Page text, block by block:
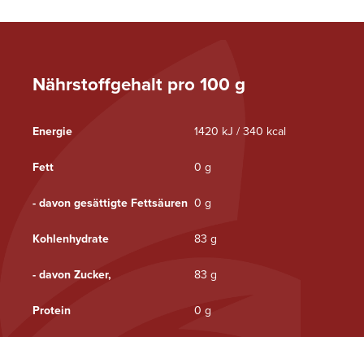
Nährstoffgehalt pro 100 g
Energie 1420 kJ / 340 kcal
Fett 0 g
- davon gesättigte Fettsäuren 0 g
Kohlenhydrate 83 g
- davon Zucker, 83 g
Protein 0 g